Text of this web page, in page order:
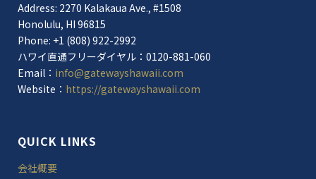
Address: 2270 Kalakaua Ave., #1508
Honolulu, HI 96815
Phone: +1 (808) 922-2992
ハワイ直通フリーダイヤル：0120-881-060
Email： info@gatewayshawaii.com
Website： https://gatewayshawaii.com
QUICK LINKS
会社概要